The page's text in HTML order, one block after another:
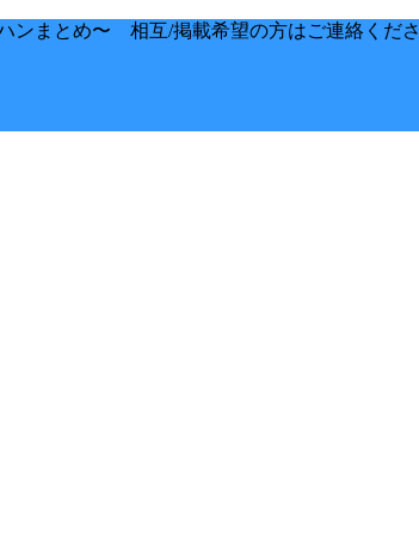
ンまとめ〜 相互/掲載希望の方はご連絡くだ